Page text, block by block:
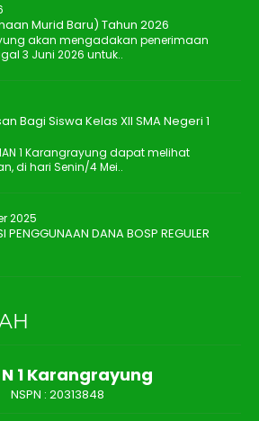
Murid Baru) Tahun 2026
akan mengadakan penerimaan
3 Juni 2026 untuk..
Bagi Siswa Kelas XII SMA Negeri 1
1 Karangrayung dapat melihat
di hari Senin/4 Mei..
2025
PENGGUNAAN DANA BOSP REGULER
N 1 Karangrayung
NSPN : 20313848